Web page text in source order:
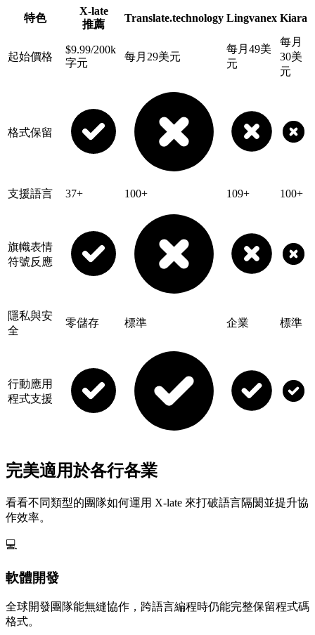
特色
X-late
推薦
Translate.technology Lingvanex Kiara
起始價格
$9.99/200k
字元
每月29美元
每月49美
元
每月
30美
元
格式保留
支援語言 37+ 100+ 109+ 100+
旗幟表情
符號反應
隱私與安
全
零儲存 標準 企業 標準
行動應用
程式支援
完美適用於各行各業
看看不同類型的團隊如何運用 X-late 來打破語言隔閡並提升協
作效率。
💻
軟體開發
全球開發團隊能無縫協作，跨語言編程時仍能完整保留程式碼
格式。